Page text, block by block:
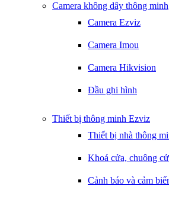
Camera không dây thông minh
Camera Ezviz
Camera Imou
Camera Hikvision
Đầu ghi hình
Thiết bị thông minh Ezviz
Thiết bị nhà thông
Khoá cửa, chuông
Cảnh báo và cảm